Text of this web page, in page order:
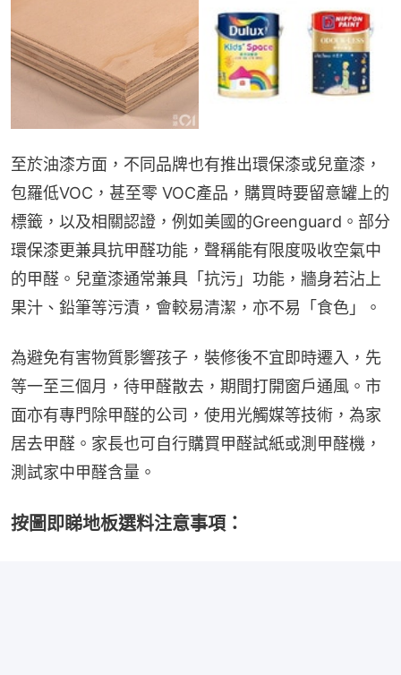
至於油漆方面，不同品牌也有推出環保漆或兒童漆，
包羅低VOC，甚至零 VOC產品，購買時要留意罐上的
標籤，以及相關認證，例如美國的Greenguard。部分
環保漆更兼具抗甲醛功能，聲稱能有限度吸收空氣中
的甲醛。兒童漆通常兼具「抗污」功能，牆身若沾上
果汁、鉛筆等污漬，會較易清潔，亦不易「食色」。
為避免有害物質影響孩子，裝修後不宜即時遷入，先
等一至三個月，待甲醛散去，期間打開窗戶通風。市
面亦有專門除甲醛的公司，使用光觸媒等技術，為家
居去甲醛。家長也可自行購買甲醛試紙或測甲醛機，
測試家中甲醛含量。
按圖即睇地板選料注意事項：